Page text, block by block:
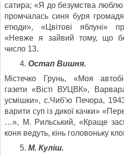
сатира; «Я до безумства люблю
промчалась синя буря
етюди», «Цвітові яблуні»
«Невже я зайвий тому, що
число 13.
Остап Вишня.
Містечко Грунь, «Моя
газети «Вісті ВУЦВК»,
усмішки», с.Чиб’ю Печора,
варити суп із дикої качки»
…», М. Рильський, «Краще
коня ведуть, кінь головоньку
М. Куліш.